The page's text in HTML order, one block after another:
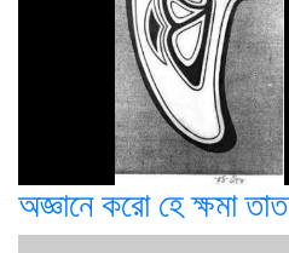
অজ্ঞানে করো হে ক্ষমা তাত